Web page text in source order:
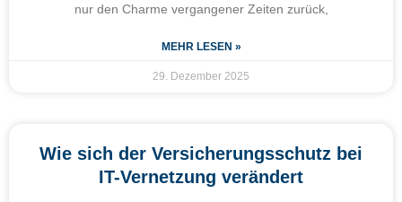
nur den Charme vergangener Zeiten zurück,
MEHR LESEN »
29. Dezember 2025
Wie sich der Versicherungsschutz bei
IT-Vernetzung verändert